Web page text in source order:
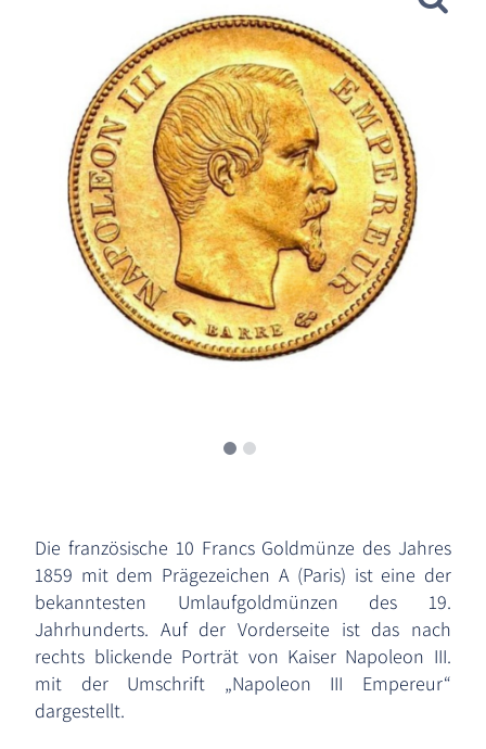
Die französische 10 Francs Goldmünze des Jahres
1859 mit dem Prägezeichen A (Paris) ist eine der
bekanntesten Umlaufgoldmünzen des 19.
Jahrhunderts. Auf der Vorderseite ist das nach
rechts blickende Porträt von Kaiser Napoleon III.
mit der Umschrift „Napoleon III Empereur“
dargestellt.